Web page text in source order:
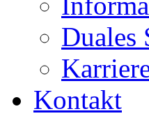
Duales
Kontakt